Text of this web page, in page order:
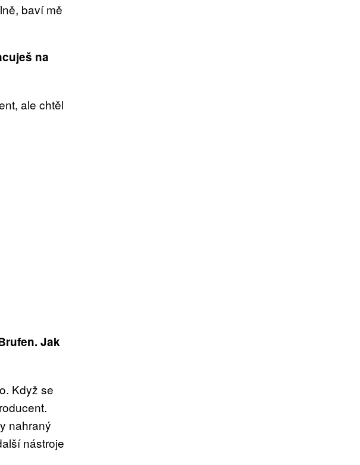
baví mě
na
ale chtěl
Jak
Když se
nahraný
nástroje